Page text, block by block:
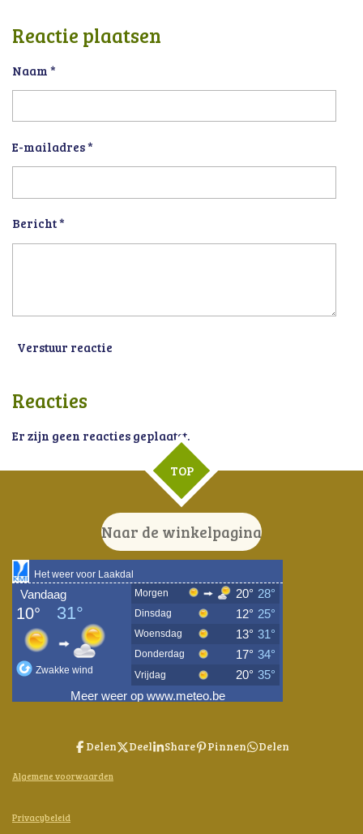
Reactie plaatsen
Naam *
E-mailadres *
Bericht *
Verstuur reactie
Reacties
Er zijn geen reacties geplaatst.
TOP
Naar de winkelpagina
Delen Deel Share Pinnen Delen
Algemene voorwaarden
Privacybeleid